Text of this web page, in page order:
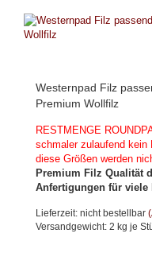
Westernpad Filz
Premium Wollfilz
RESTMENGE
schmaler zulaufend kein
diese Größen werden
Premium Filz Qualität
Anfertigungen für viele
Lieferzeit: nicht bestellbar
Versandgewicht: 2 kg je